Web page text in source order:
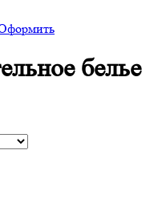
белье